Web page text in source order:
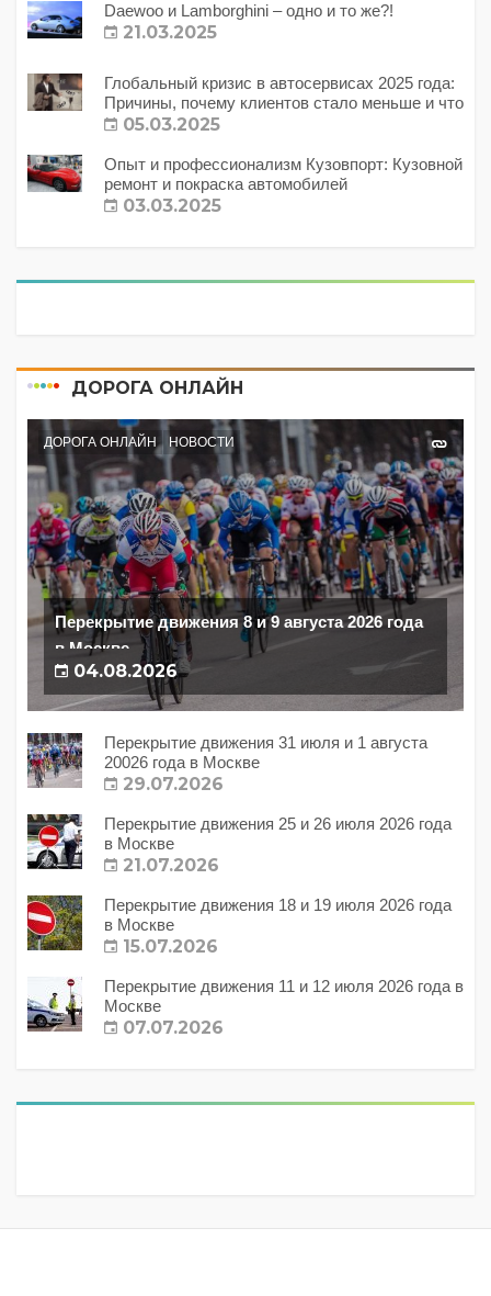
Daewoo и Lamborghini – одно и то же?!
21.03.2025
Глобальный кризис в автосервисах 2025 года:
Причины, почему клиентов стало меньше и что
с этим делать?
05.03.2025
Опыт и профессионализм Кузовпорт: Кузовной
ремонт и покраска автомобилей
03.03.2025
ДОРОГА ОНЛАЙН
ДОРОГА ОНЛАЙН НОВОСТИ
Перекрытие движения 8 и 9 августа 2026 года
в Москве
04.08.2026
Перекрытие движения 31 июля и 1 августа
20026 года в Москве
29.07.2026
Перекрытие движения 25 и 26 июля 2026 года
в Москве
21.07.2026
Перекрытие движения 18 и 19 июля 2026 года
в Москве
15.07.2026
Перекрытие движения 11 и 12 июля 2026 года в
Москве
07.07.2026